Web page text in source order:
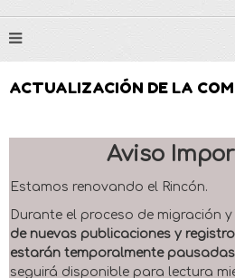
ACTUALIZACIÓN DE LA
Aviso
Estamos renovando el Rincón.
Durante el proceso de migración y
de nuevas publicaciones y
estarán temporalmente pausadas
seguirá disponible para lectura